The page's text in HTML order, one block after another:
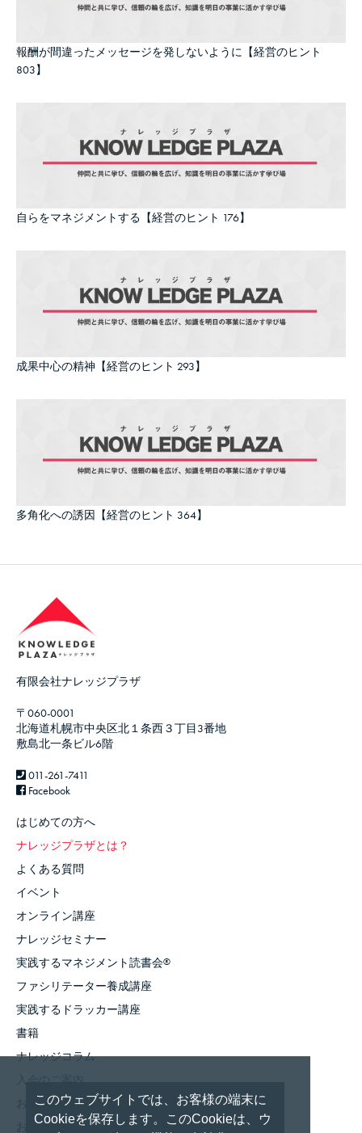
このウェブサイトでは、お客様の端末に
Cookieを保存します。このCookieは、ウ
報酬が間違ったメッセージを発しないように【経営のヒント
803】
自らをマネジメントする【経営のヒント 176】
成果中心の精神【経営のヒント 293】
多角化への誘因【経営のヒント 364】
有限会社ナレッジプラザ
〒060-0001
北海道札幌市中央区北１条西３丁目3番地
敷島北一条ビル6階
011-261-7411
Facebook
はじめての方へ
ナレッジプラザとは？
よくある質問
イベント
オンライン講座
ナレッジセミナー
実践するマネジメント読書会®
ファシリテーター養成講座
実践するドラッカー講座
書籍
ナレッジコラム
入会のご案内
お知らせ
お問い合わせ